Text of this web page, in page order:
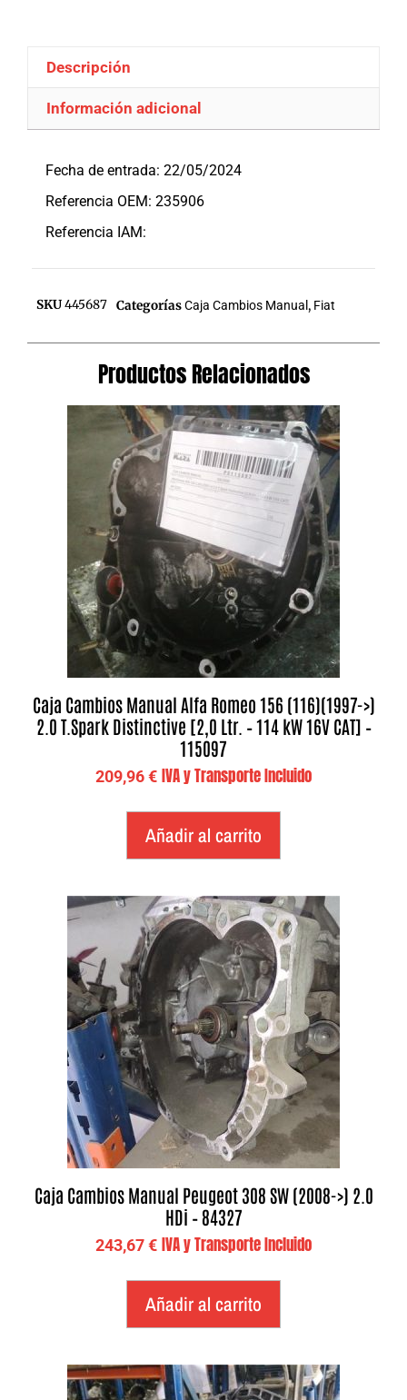
Descripción
Información adicional
Fecha de entrada: 22/05/2024
Referencia OEM: 235906
Referencia IAM:
SKU445687 CategoríasCaja Cambios Manual , Fiat
Productos Relacionados
Caja Cambios Manual Alfa Romeo 156 (116)(1997->)
2.0 T.Spark Distinctive [2,0 Ltr. – 114 kW 16V CAT] –
115097
209,96€ IVA y Transporte Incluido
Añadir al carrito
Caja Cambios Manual Peugeot 308 SW (2008->) 2.0
HDi – 84327
243,67€ IVA y Transporte Incluido
Añadir al carrito